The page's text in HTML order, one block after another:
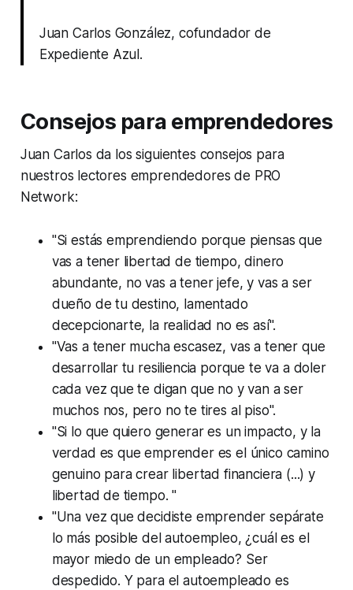
Juan Carlos González, cofundador de
Expediente Azul.
Consejos para emprendedores
Juan Carlos da los siguientes consejos para
nuestros lectores emprendedores de PRO
Network:
"Si estás emprendiendo porque piensas que
vas a tener libertad de tiempo, dinero
abundante, no vas a tener jefe, y vas a ser
dueño de tu destino, lamentado
decepcionarte, la realidad no es así".
"Vas a tener mucha escasez, vas a tener que
desarrollar tu resiliencia porque te va a doler
cada vez que te digan que no y van a ser
muchos nos, pero no te tires al piso".
"Si lo que quiero generar es un impacto, y la
verdad es que emprender es el único camino
genuino para crear libertad financiera (...) y
libertad de tiempo. "
"Una vez que decidiste emprender sepárate
lo más posible del autoempleo, ¿cuál es el
mayor miedo de un empleado? Ser
despedido. Y para el autoempleado es